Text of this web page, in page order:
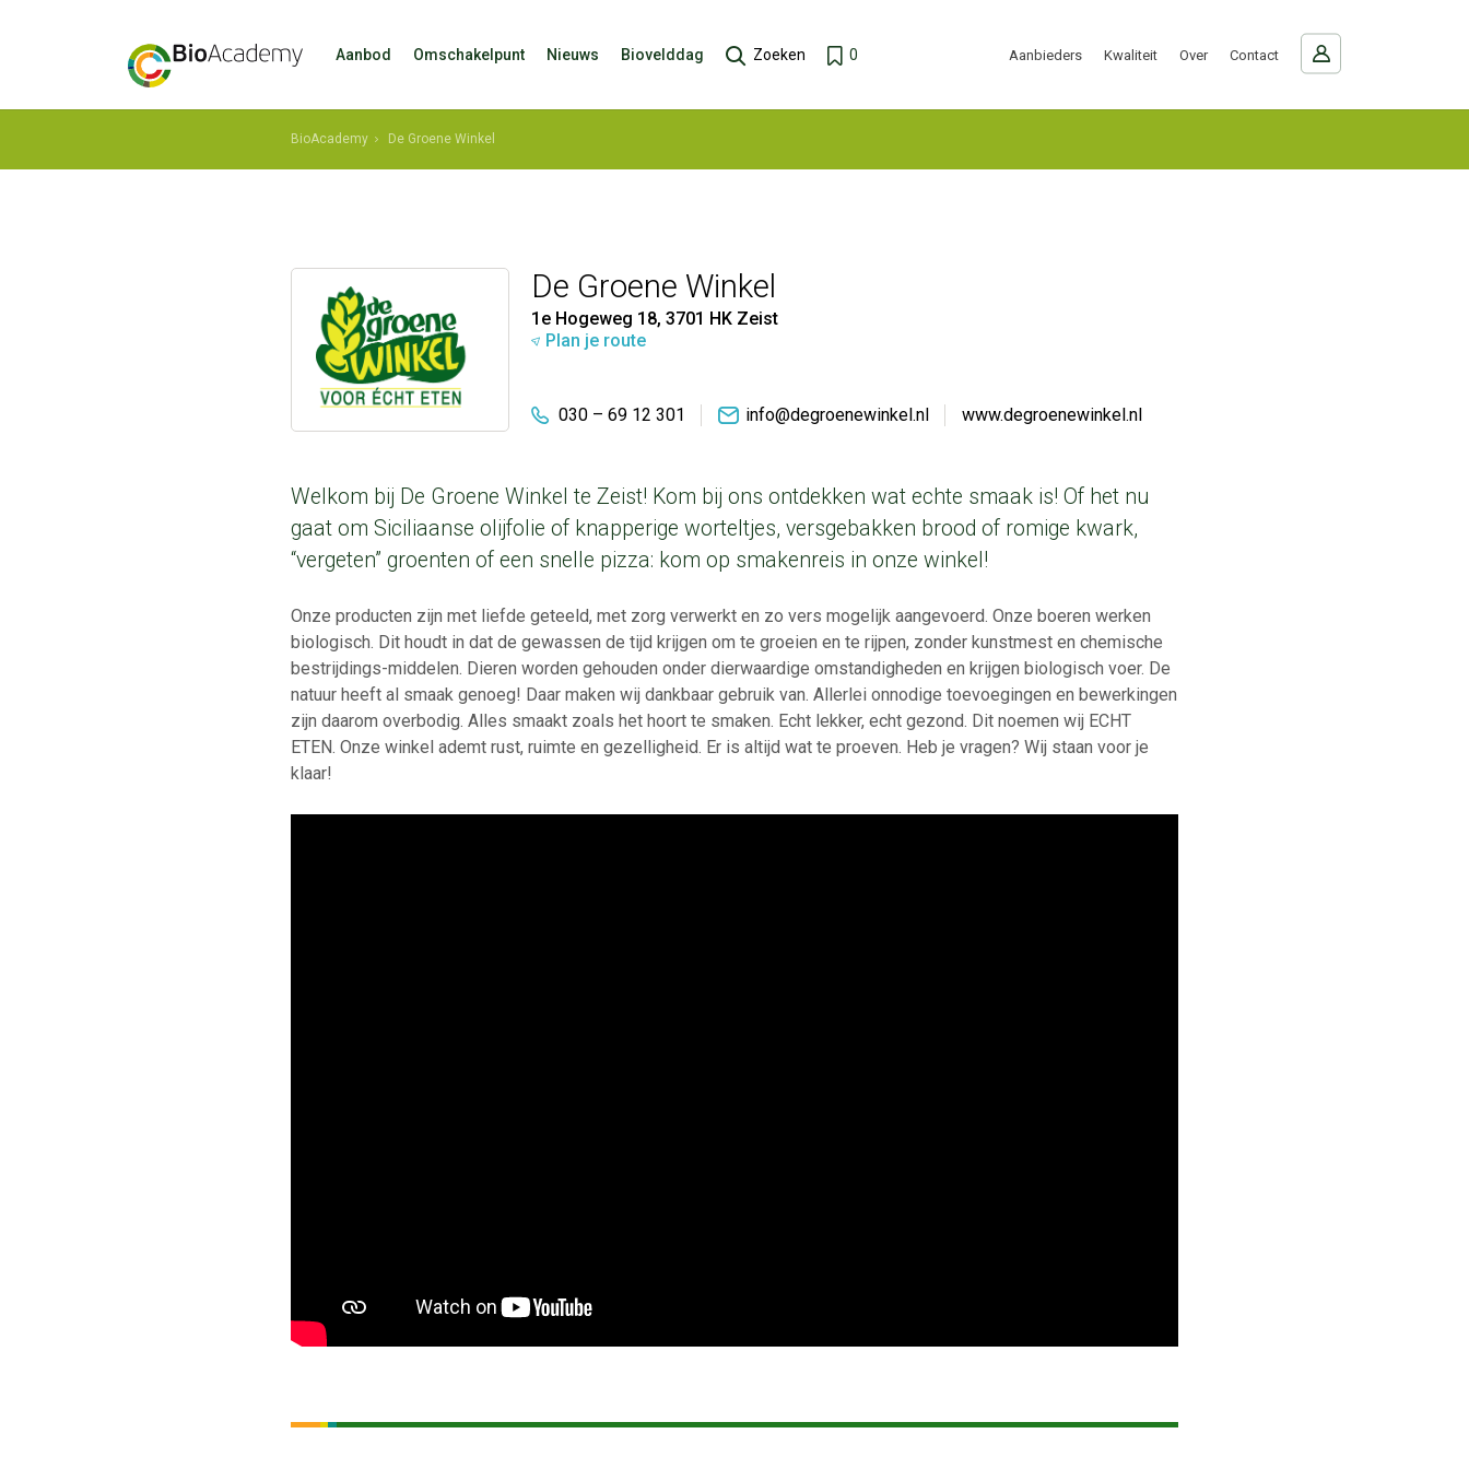
Aanbod Omschakelpunt Nieuws Biovelddag Zoeken 0 Aanbieders Kwaliteit Over Contact
BioAcademy De Groene Winkel
De Groene Winkel
1e Hogeweg 18, 3701 HK Zeist
Plan je route
030 – 69 12 301 info@degroenewinkel.nl www.degroenewinkel.nl
Welkom bij De Groene Winkel te Zeist! Kom bij ons ontdekken wat echte smaak is! Of het nu
gaat om Siciliaanse olijfolie of knapperige worteltjes, versgebakken brood of romige kwark,
“vergeten” groenten of een snelle pizza: kom op smakenreis in onze winkel!
Onze producten zijn met liefde geteeld, met zorg verwerkt en zo vers mogelijk aangevoerd. Onze boeren werken
biologisch. Dit houdt in dat de gewassen de tijd krijgen om te groeien en te rijpen, zonder kunstmest en chemische
bestrijdings-middelen. Dieren worden gehouden onder dierwaardige omstandigheden en krijgen biologisch voer. De
natuur heeft al smaak genoeg! Daar maken wij dankbaar gebruik van. Allerlei onnodige toevoegingen en bewerkingen
zijn daarom overbodig. Alles smaakt zoals het hoort te smaken. Echt lekker, echt gezond. Dit noemen wij ECHT
ETEN. Onze winkel ademt rust, ruimte en gezelligheid. Er is altijd wat te proeven. Heb je vragen? Wij staan voor je
klaar!